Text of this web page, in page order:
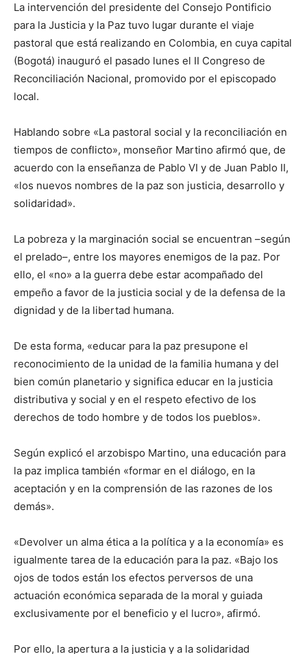
La intervención del presidente del Consejo Pontificio
para la Justicia y la Paz tuvo lugar durante el viaje
pastoral que está realizando en Colombia, en cuya capital
(Bogotá) inauguró el pasado lunes el II Congreso de
Reconciliación Nacional, promovido por el episcopado
local.
Hablando sobre «La pastoral social y la reconciliación en
tiempos de conflicto», monseñor Martino afirmó que, de
acuerdo con la enseñanza de Pablo VI y de Juan Pablo II,
«los nuevos nombres de la paz son justicia, desarrollo y
solidaridad».
La pobreza y la marginación social se encuentran –según
el prelado–, entre los mayores enemigos de la paz. Por
ello, el «no» a la guerra debe estar acompañado del
empeño a favor de la justicia social y de la defensa de la
dignidad y de la libertad humana.
De esta forma, «educar para la paz presupone el
reconocimiento de la unidad de la familia humana y del
bien común planetario y significa educar en la justicia
distributiva y social y en el respeto efectivo de los
derechos de todo hombre y de todos los pueblos».
Según explicó el arzobispo Martino, una educación para
la paz implica también «formar en el diálogo, en la
aceptación y en la comprensión de las razones de los
demás».
«Devolver un alma ética a la política y a la economía» es
igualmente tarea de la educación para la paz. «Bajo los
ojos de todos están los efectos perversos de una
actuación económica separada de la moral y guiada
exclusivamente por el beneficio y el lucro», afirmó.
Por ello, la apertura a la justicia y a la solidaridad